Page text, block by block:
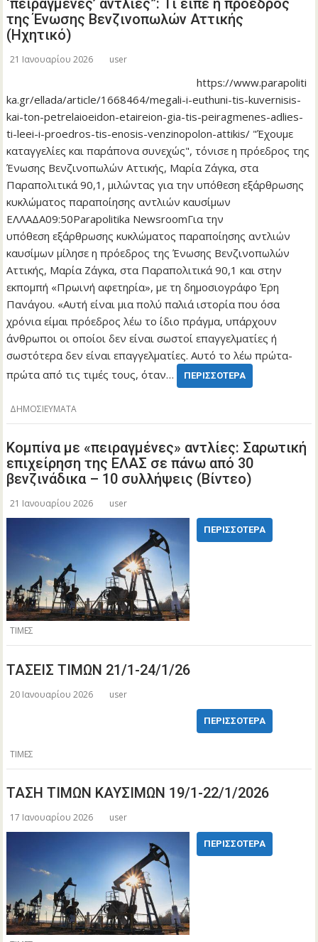
‘πειραγμένες’ αντλίες”: Τι είπε η πρόεδρος
της Ένωσης Βενζινοπωλών Αττικής
(Ηχητικό)
21 Ιανουαρίου 2026 user
https://www.parapoliti
ka.gr/ellada/article/1668464/megali-i-euthuni-tis-kuvernisis-
kai-ton-petrelaioeidon-etaireion-gia-tis-peiragmenes-adlies-
ti-leei-i-proedros-tis-enosis-venzinopolon-attikis/ "Έχουμε
καταγγελίες και παράπονα συνεχώς", τόνισε η πρόεδρος της
Ένωσης Βενζινοπωλών Αττικής, Μαρία Ζάγκα, στα
Παραπολιτικά 90,1, μιλώντας για την υπόθεση εξάρθρωσης
κυκλώματος παραποίησης αντλιών καυσίμων
ΕΛΛΑΔΑ09:50Parapolitika NewsroomΓια την
υπόθεση εξάρθρωσης κυκλώματος παραποίησης αντλιών
καυσίμων μίλησε η πρόεδρος της Ένωσης Βενζινοπωλών
Αττικής, Μαρία Ζάγκα, στα Παραπολιτικά 90,1 και στην
εκπομπή «Πρωινή αφετηρία», με τη δημοσιογράφο Έρη
Πανάγου. «Αυτή είναι μια πολύ παλιά ιστορία που όσα
χρόνια είμαι πρόεδρος λέω το ίδιο πράγμα, υπάρχουν
άνθρωποι οι οποίοι δεν είναι σωστοί επαγγελματίες ή
σωστότερα δεν είναι επαγγελματίες. Αυτό το λέω πρώτα-
πρώτα από τις τιμές τους, όταν…
ΠΕΡΙΣΣΌΤΕΡΑ
ΔΗΜΟΣΙΕΥΜΑΤΑ
Κομπίνα με «πειραγμένες» αντλίες: Σαρωτική
επιχείρηση της ΕΛΑΣ σε πάνω από 30
βενζινάδικα – 10 συλλήψεις (Βίντεο)
21 Ιανουαρίου 2026 user
ΠΕΡΙΣΣΌΤΕΡΑ
ΤΙΜΕΣ
ΤΑΣΕΙΣ ΤΙΜΩΝ 21/1-24/1/26
20 Ιανουαρίου 2026 user
ΠΕΡΙΣΣΌΤΕΡΑ
ΤΙΜΕΣ
ΤΑΣΗ ΤΙΜΩΝ ΚΑΥΣΙΜΩΝ 19/1-22/1/2026
17 Ιανουαρίου 2026 user
ΠΕΡΙΣΣΌΤΕΡΑ